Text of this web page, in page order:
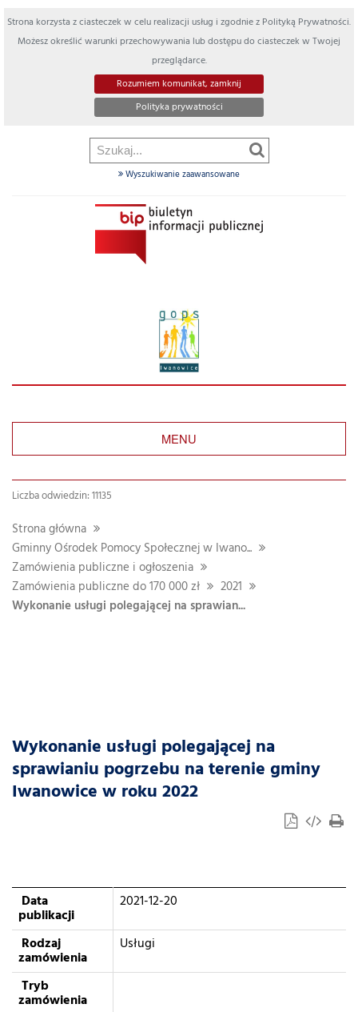
Strona korzysta z ciasteczek w celu realizacji usług i zgodnie z Polityką Prywatności.
Możesz określić warunki przechowywania lub dostępu do ciasteczek w Twojej
przeglądarce.
Rozumiem komunikat, zamknij
Polityka prywatności
Wyszukiwanie zaawansowane
MENU
Liczba odwiedzin: 11135
Strona główna
Gminny Ośrodek Pomocy Społecznej w Iwano...
Zamówienia publiczne i ogłoszenia
Zamówienia publiczne do 170 000 zł
2021
Wykonanie usługi polegającej na sprawian...
Wykonanie usługi polegającej na
sprawianiu pogrzebu na terenie gminy
Iwanowice w roku 2022
Data
publikacji
2021-12-20
Rodzaj
zamówienia
Usługi
Tryb
zamówienia